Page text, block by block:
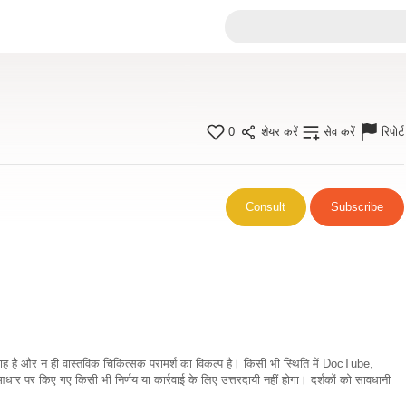
0 शेयर करें सेव करें रिपोर्ट
Consult Subscribe
और न ही वास्तविक चिकित्सक परामर्श का विकल्प है। किसी भी स्थिति में DocTube,
किए गए किसी भी निर्णय या कार्रवाई के लिए उत्तरदायी नहीं होगा। दर्शकों को सावधानी